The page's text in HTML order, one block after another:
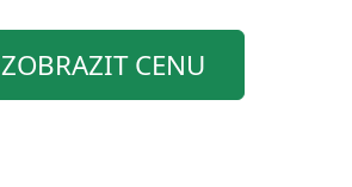
ZOBRAZIT CENU